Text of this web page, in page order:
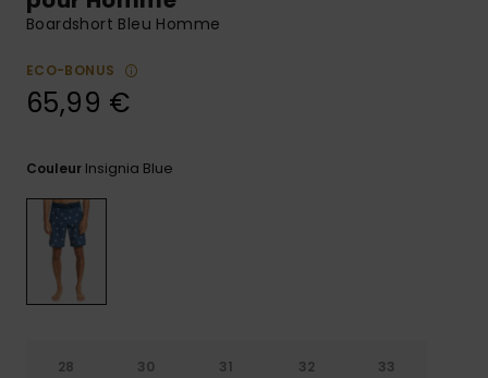
question.
aux
la FAQ
Boardshort Bleu Homme
ECO-BONUS
65,99 €
Couleur Insignia Blue
28 30 31 32 33